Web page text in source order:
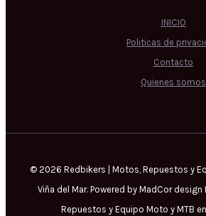
INICIO
Politicas de
Contacto
Quienes somos
© 2026 Redbikers | Motos, Repuestos y
Viña del Mar. Powered by MadCor
Repuestos y Equipo Moto y MTB